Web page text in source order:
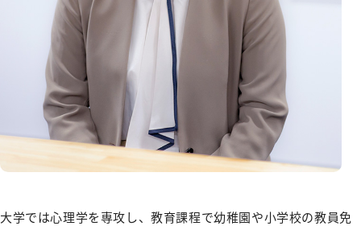
大学では心理学を専攻し、教育課程で幼稚園や小学校の教員免